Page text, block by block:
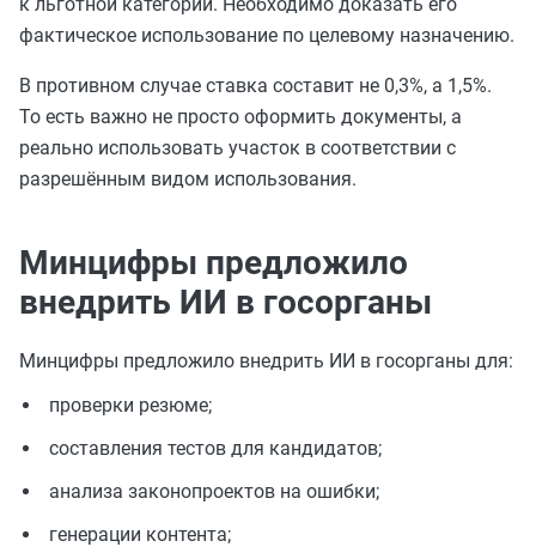
фактическое использование по целевому назначению.
В противном случае ставка составит не 0,3%, а 1,5%.
То есть важно не просто оформить документы, а
реально использовать участок в соответствии с
разрешённым видом использования.
Минцифры предложило
внедрить ИИ в госорганы
Минцифры предложило внедрить ИИ в госорганы для:
проверки резюме;
составления тестов для кандидатов;
анализа законопроектов на ошибки;
генерации контента;